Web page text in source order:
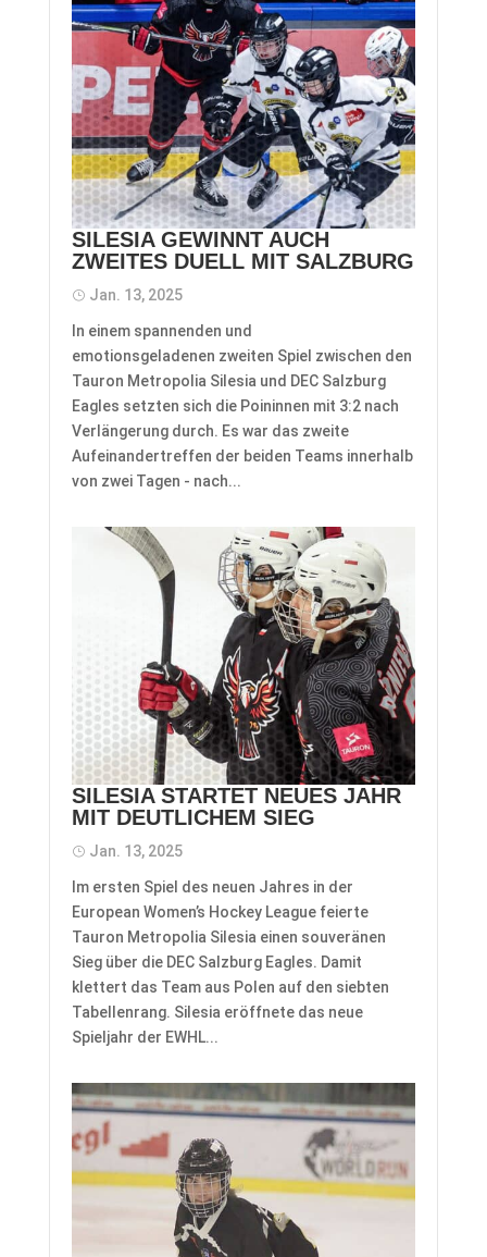
SILESIA GEWINNT AUCH
ZWEITES DUELL MIT SALZBURG
Jan. 13, 2025
In einem spannenden und
emotionsgeladenen zweiten Spiel zwischen den
Tauron Metropolia Silesia und DEC Salzburg
Eagles setzten sich die Poininnen mit 3:2 nach
Verlängerung durch. Es war das zweite
Aufeinandertreffen der beiden Teams innerhalb
von zwei Tagen - nach...
SILESIA STARTET NEUES JAHR
MIT DEUTLICHEM SIEG
Jan. 13, 2025
Im ersten Spiel des neuen Jahres in der
European Women’s Hockey League feierte
Tauron Metropolia Silesia einen souveränen
Sieg über die DEC Salzburg Eagles. Damit
klettert das Team aus Polen auf den siebten
Tabellenrang. Silesia eröffnete das neue
Spieljahr der EWHL...